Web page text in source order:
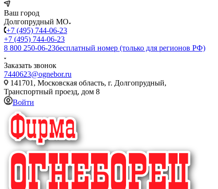
Ваш город
Долгопрудный МО
+7 (495) 744-06-23
+7 (495) 744-06-23
8 800 250-06-23бесплатный номер (только для регионов РФ)
Заказать звонок
7440623@ognebor.ru
141701, Московская область, г. Долгопрудный,
Транспортный проезд, дом 8
Войти